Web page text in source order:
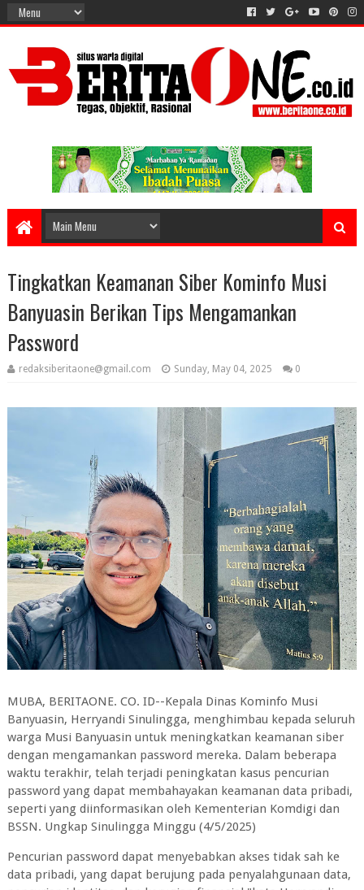
Tingkatkan Keamanan Siber Kominfo Musi
Banyuasin Berikan Tips Mengamankan
Password
redaksiberitaone@gmail.com Sunday, May 04, 2025 0
MUBA, BERITAONE. CO. ID--Kepala Dinas Kominfo Musi
Banyuasin, Herryandi Sinulingga, menghimbau kepada seluruh
warga Musi Banyuasin untuk meningkatkan keamanan siber
dengan mengamankan password mereka. Dalam beberapa
waktu terakhir, telah terjadi peningkatan kasus pencurian
password yang dapat membahayakan keamanan data pribadi,
seperti yang diinformasikan oleh Kementerian Komdigi dan
BSSN. Ungkap Sinulingga Minggu (4/5/2025)
Pencurian password dapat menyebabkan akses tidak sah ke
data pribadi, yang dapat berujung pada penyalahgunaan data,